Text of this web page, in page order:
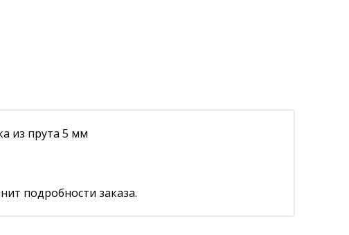
из прута 5 мм
подробности заказа.